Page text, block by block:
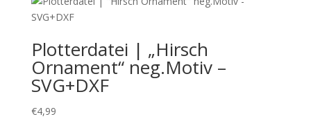
Plotterdatei | „Hirsch
Ornament“ neg.Motiv –
SVG+DXF
€4,99